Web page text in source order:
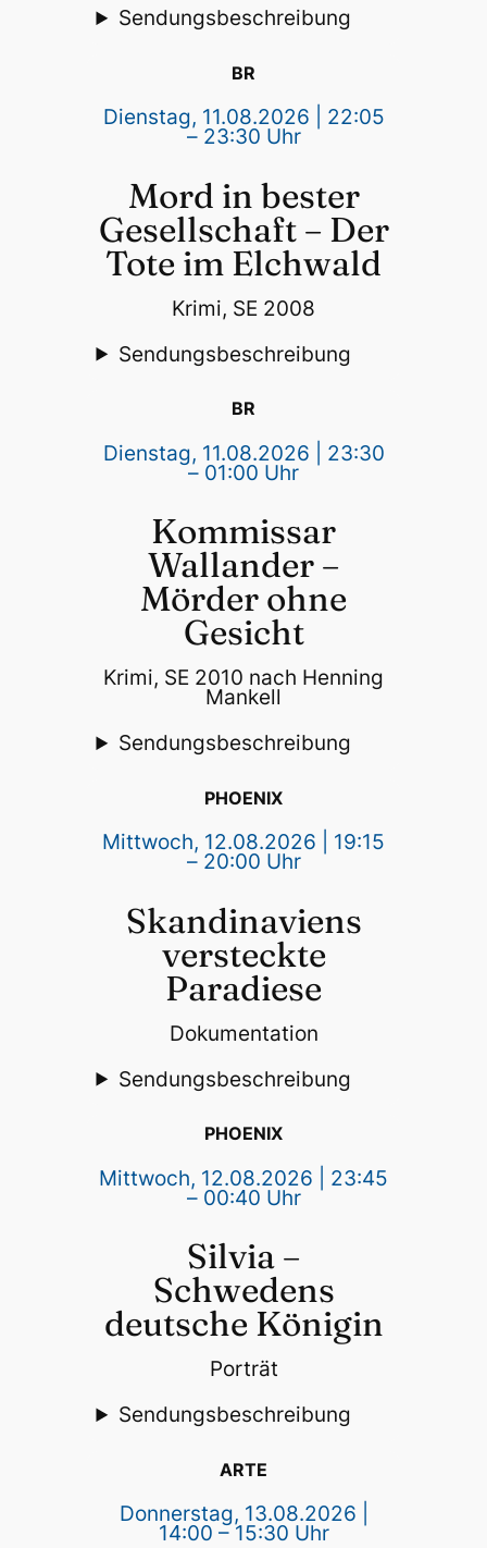
Sendungsbeschreibung
BR
Dienstag, 11.08.2026 | 22:05
– 23:30 Uhr
Mord in bester
Gesellschaft – Der
Tote im Elchwald
Krimi, SE 2008
Sendungsbeschreibung
BR
Dienstag, 11.08.2026 | 23:30
– 01:00 Uhr
Kommissar
Wallander –
Mörder ohne
Gesicht
Krimi, SE 2010 nach Henning
Mankell
Sendungsbeschreibung
PHOENIX
Mittwoch, 12.08.2026 | 19:15
– 20:00 Uhr
Skandinaviens
versteckte
Paradiese
Dokumentation
Sendungsbeschreibung
PHOENIX
Mittwoch, 12.08.2026 | 23:45
– 00:40 Uhr
Silvia –
Schwedens
deutsche Königin
Porträt
Sendungsbeschreibung
ARTE
Donnerstag, 13.08.2026 |
14:00 – 15:30 Uhr